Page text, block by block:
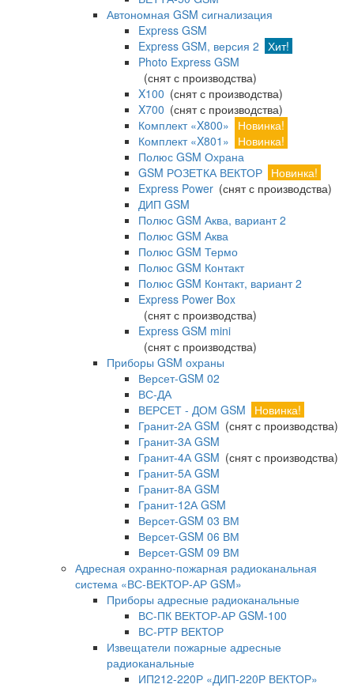
Автономная GSM сигнализация
Express GSM
Express GSM, версия 2 Хит!
Photo Express GSM
(снят с производства)
X100 (снят с производства)
X700 (снят с производства)
Комплект «X800»
Новинка!
Комплект «X801»
Новинка!
Полюс GSM Охрана
GSM РОЗЕТКА ВЕКТОР Новинка!
Express Power (снят с производства)
ДИП GSM
Полюс GSM Аква, вариант 2
Полюс GSM Аква
Полюс GSM Термо
Полюс GSM Контакт
Полюс GSM Контакт, вариант 2
Express Power Box
(снят с производства)
Express GSM mini
(снят с производства)
Приборы GSM охраны
Версет-GSM 02
ВС-ДА
ВЕРСЕТ - ДОМ GSM
Новинка!
Гранит-2А GSM (снят с производства)
Гранит-3А GSM
Гранит-4А GSM (снят с производства)
Гранит-5А GSM
Гранит-8А GSM
Гранит-12А GSM
Версет-GSM 03 ВМ
Версет-GSM 06 ВМ
Версет-GSM 09 ВМ
Адресная охранно-пожарная радиоканальная
система «ВС-ВЕКТОР-АР GSM»
Приборы адресные радиоканальные
ВС-ПК ВЕКТОР-АР GSM-100
ВС-РТР ВЕКТОР
Извещатели пожарные адресные
радиоканальные
ИП212-220Р «ДИП-220Р ВЕКТОР»